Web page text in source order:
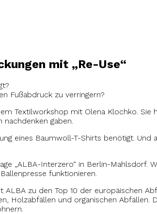
mit „Re-Use“
Fußabdruck zu verringern?
Textilworkshop mit Olena Klochko.
nachdenken gaben.
eines Baumwoll-T-Shirts benötigt.
„ALBA-Interzero“ in Berlin-
funktionieren.
zu den Top 10 der europäischen
Holzabfällen und organischen